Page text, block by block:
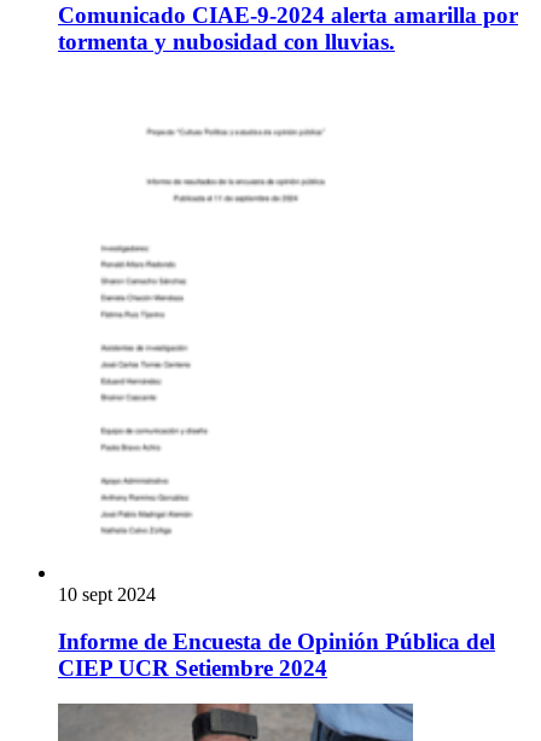
Comunicado CIAE-9-2024 alerta amarilla por
tormenta y nubosidad con lluvias.
10 sept 2024
Informe de Encuesta de Opinión Pública del
CIEP UCR Setiembre 2024